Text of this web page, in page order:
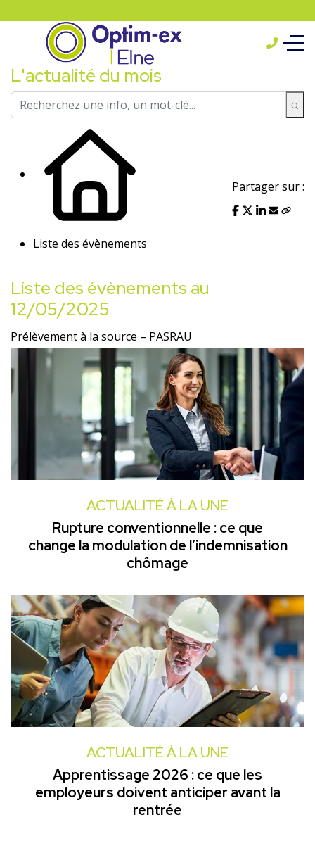
L'actualité du mois
Liste des évènements
Partager sur :
Liste des évènements au
12/05/2025
Prélèvement à la source – PASRAU
ACTUALITÉ À LA UNE
Rupture conventionnelle : ce que
change la modulation de l’indemnisation
chômage
ACTUALITÉ À LA UNE
Apprentissage 2026 : ce que les
employeurs doivent anticiper avant la
rentrée